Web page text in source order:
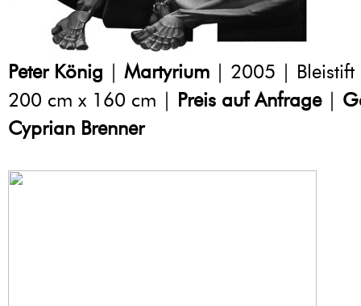
Peter König | Martyrium | 2005 |
200 cm x 160 cm | Preis auf Anfrage|
Cyprian Brenner